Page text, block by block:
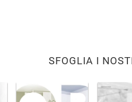
SFOGLIA I